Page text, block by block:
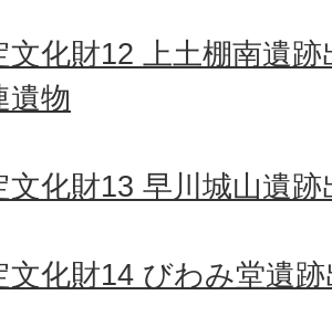
文化財12 上土棚南遺
遺物
文化財13 早川城山遺
文化財14 びわみ堂遺